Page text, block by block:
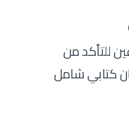
للتأكد من
كتابي شامل